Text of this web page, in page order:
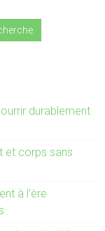
durablement
et corps sans
à l’ère